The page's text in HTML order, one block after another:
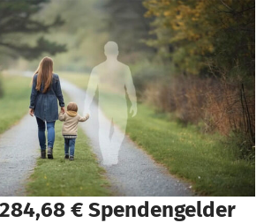
€ Spendengelder